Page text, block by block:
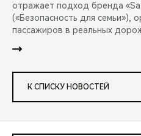
отражает подход бренда
(«Безопасность для семьи»),
пассажиров в реальных
К СПИСКУ НОВОСТЕЙ